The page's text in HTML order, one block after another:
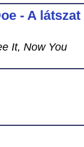
- A látszat
It, Now You